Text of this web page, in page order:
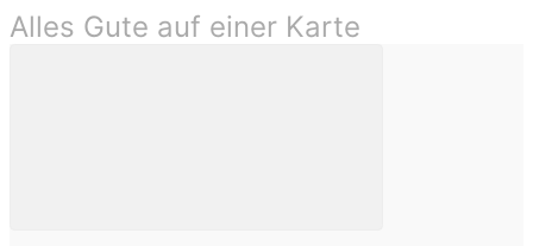
Alles Gute auf einer Karte